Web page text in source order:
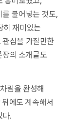
불어넣는 것도,
히 재미있는
심을 가질만한
장의 소개글도
림을 완성해
에도 계속해서
다.